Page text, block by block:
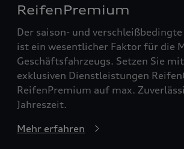
ReifenPremium
Der saison- und
ist ein wesentlicher Faktor für die
Geschäftsfahrzeugs. Setzen Sie
exklusiven Dienstleistungen
ReifenPremium auf max.
Jahreszeit.
Mehr erfahren